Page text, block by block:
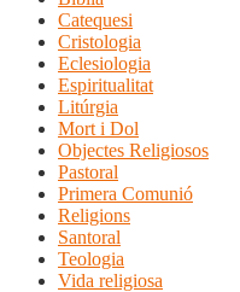
Catequesi
Cristologia
Eclesiologia
Espiritualitat
Litúrgia
Mort i Dol
Objectes Religiosos
Pastoral
Primera Comunió
Religions
Santoral
Teologia
Vida religiosa